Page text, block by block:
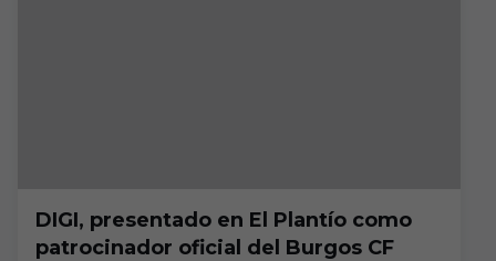
DIGI, presentado en El Plantío como
patrocinador oficial del Burgos CF